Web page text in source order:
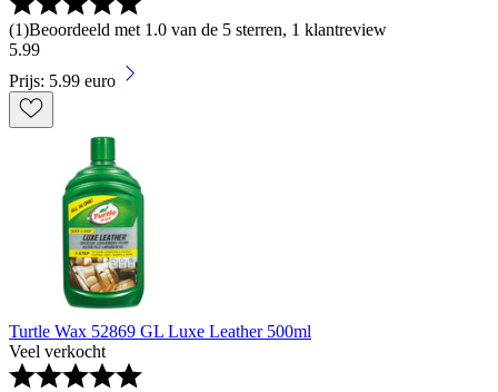
(1)Beoordeeld met 1.0 van de 5 sterren, 1 klantreview
5.99
Prijs: 5.99 euro
Turtle Wax 52869 GL Luxe Leather 500ml
Veel verkocht